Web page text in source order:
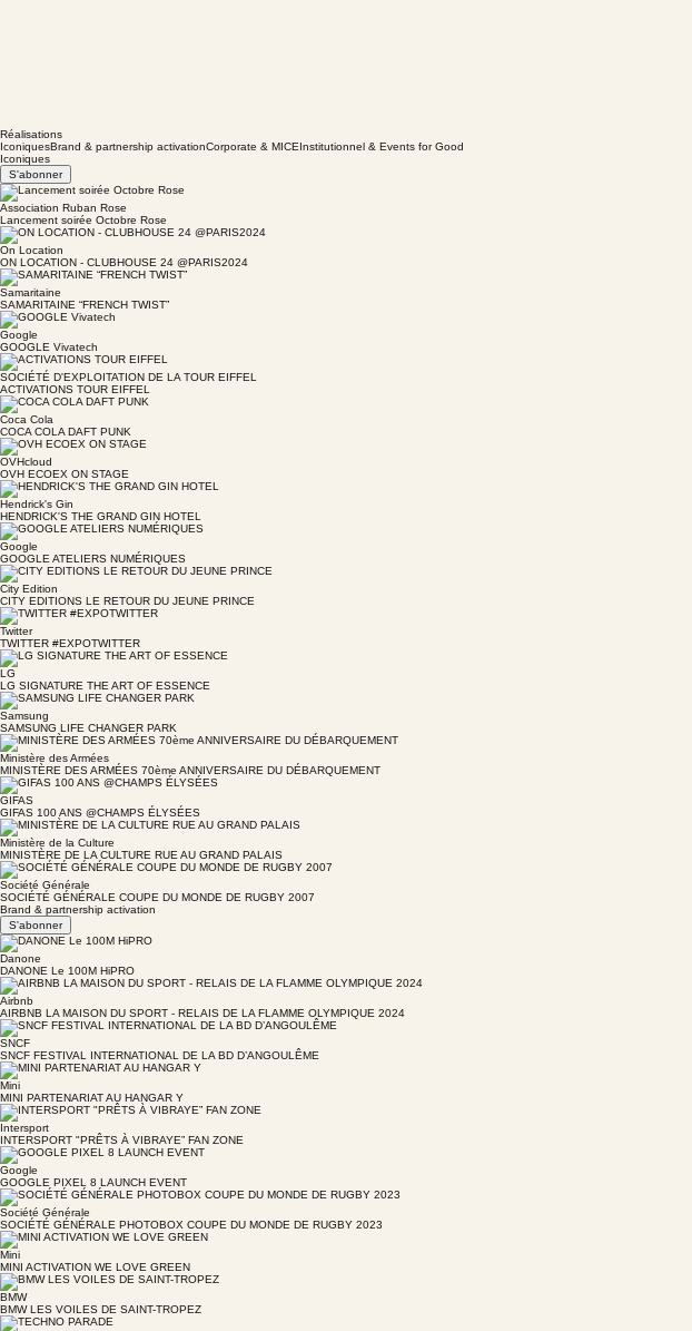
Réalisations
IconiquesBrand & partnership activationCorporate & MICEInstitutionnel & Events for Good
Iconiques
S'abonner
Association Ruban Rose
Lancement soirée Octobre Rose
On Location
ON LOCATION - CLUBHOUSE 24 @PARIS2024
Samaritaine
SAMARITAINE “FRENCH TWIST”
Google
GOOGLE Vivatech
SOCIÉTÉ D'EXPLOITATION DE LA TOUR EIFFEL
ACTIVATIONS TOUR EIFFEL
Coca Cola
COCA COLA DAFT PUNK
OVHcloud
OVH ECOEX ON STAGE
Hendrick's Gin
HENDRICK'S THE GRAND GIN HOTEL
Google
GOOGLE ATELIERS NUMÉRIQUES
City Edition
CITY EDITIONS LE RETOUR DU JEUNE PRINCE
Twitter
TWITTER #EXPOTWITTER
LG
LG SIGNATURE THE ART OF ESSENCE
Samsung
SAMSUNG LIFE CHANGER PARK
Ministère des Armées
MINISTÈRE DES ARMÉES 70ème ANNIVERSAIRE DU DÉBARQUEMENT
GIFAS
GIFAS 100 ANS @CHAMPS ÉLYSÉES
Ministère de la Culture
MINISTÈRE DE LA CULTURE RUE AU GRAND PALAIS
Société Générale
SOCIÉTÉ GÉNÉRALE COUPE DU MONDE DE RUGBY 2007
Brand & partnership activation
S'abonner
Danone
DANONE Le 100M HiPRO
Airbnb
AIRBNB LA MAISON DU SPORT - RELAIS DE LA FLAMME OLYMPIQUE 2024
SNCF
SNCF FESTIVAL INTERNATIONAL DE LA BD D’ANGOULÊME
Mini
MINI PARTENARIAT AU HANGAR Y
Intersport
INTERSPORT "PRÊTS À VIBRAYE” FAN ZONE
Google
GOOGLE PIXEL 8 LAUNCH EVENT
Société Générale
SOCIÉTÉ GÉNÉRALE PHOTOBOX COUPE DU MONDE DE RUGBY 2023
Mini
MINI ACTIVATION WE LOVE GREEN
BMW
BMW LES VOILES DE SAINT-TROPEZ